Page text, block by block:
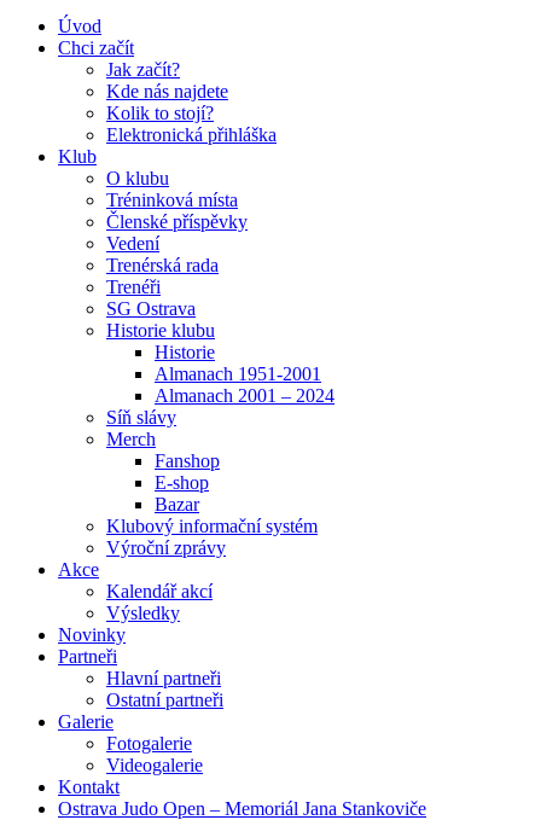
Úvod
Chci začít
Jak začít?
Kde nás najdete
Kolik to stojí?
Elektronická přihláška
Klub
O klubu
Tréninková místa
Členské příspěvky
Vedení
Trenérská rada
Trenéři
SG Ostrava
Historie klubu
Historie
Almanach 1951-2001
Almanach 2001 – 2024
Síň slávy
Merch
Fanshop
E-shop
Bazar
Klubový informační systém
Výroční zprávy
Akce
Kalendář akcí
Výsledky
Novinky
Partneři
Hlavní partneři
Ostatní partneři
Galerie
Fotogalerie
Videogalerie
Kontakt
Ostrava Judo Open – Memoriál Jana Stankoviče